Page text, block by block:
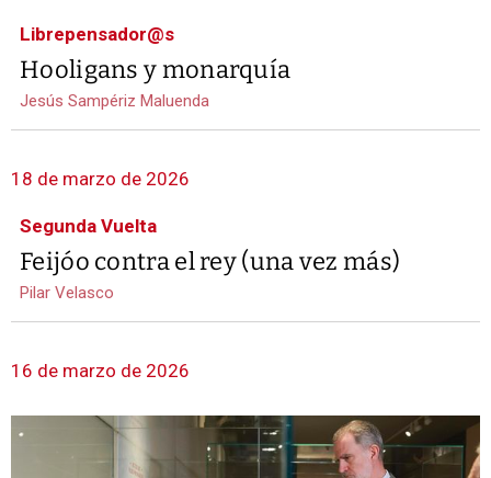
Librepensador@s
Hooligans y monarquía
Jesús Sampériz Maluenda
18 de marzo de 2026
Segunda Vuelta
Feijóo contra el rey (una vez más)
Pilar Velasco
16 de marzo de 2026